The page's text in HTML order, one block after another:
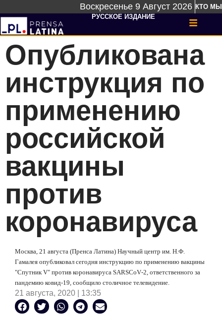
Воскресенье 9 Август 2026 КТО МЫ
РУССКОЕ ИЗДАНИЕ
Опубликована
инструкция по
применению
российской
вакцины
против
коронавируса
Москва, 21 августа (Пренса Латина) Научный центр им. Н.Ф.
Гамалея опубликовал сегодня инструкцию по применению вакцины
"СпутникV" против коронавируса SARSCoV-2, ответственного за
пандемию ковид-19, сообщило столичное телевидение.
21 августа, 2020 | 13:35